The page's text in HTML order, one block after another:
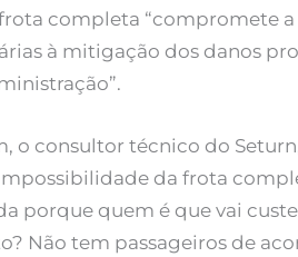
completa “compromete
à mitigação dos danos
o consultor técnico do
da frota
porque quem é que vai
Não tem passageiros de